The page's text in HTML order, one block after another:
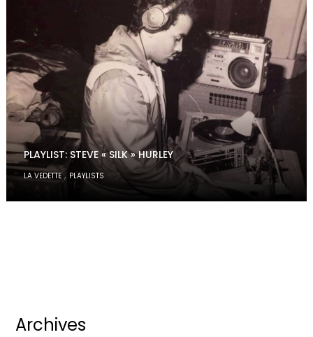
PLAYLIST: STEVE « SILK » HURLEY
LA VEDETTE, PLAYLISTS
Archives